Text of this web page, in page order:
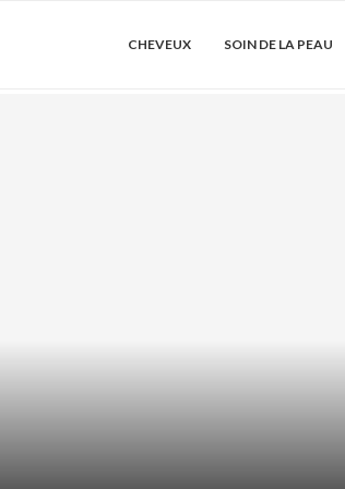
CHEVEUX SOIN DE LA PEAU